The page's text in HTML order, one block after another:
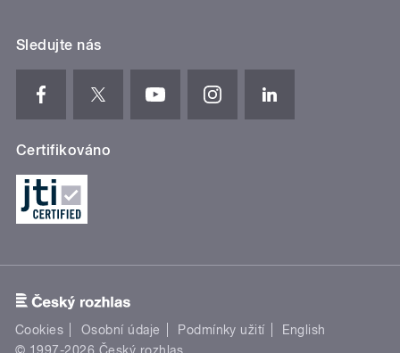
Sledujte nás
Certifikováno
Cookies Osobní údaje Podmínky užití
English